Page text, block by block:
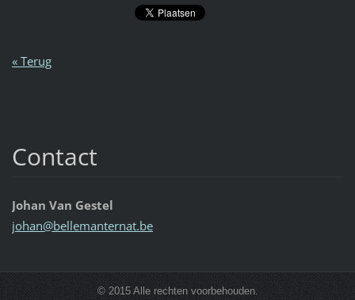
« Terug
Contact
Johan Van Gestel
johan@bellemanternat.be
© 2015 Alle rechten voorbehouden.